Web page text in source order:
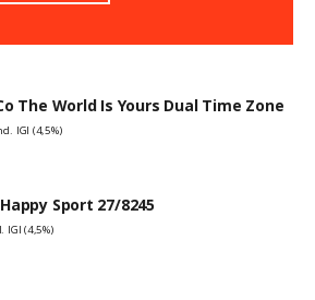
The World Is Yours Dual Time Zone
IGI (4,5%)
Sport 27/8245
IGI (4,5%)